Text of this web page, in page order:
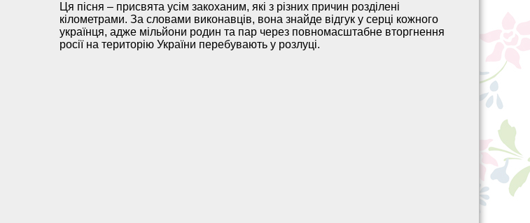
Ця пісня – присвята усім закоханим, які з різних причин розділені
кілометрами. За словами виконавців, вона знайде відгук у серці кожного
українця, адже мільйони родин та пар через повномасштабне вторгнення
росії на територію України перебувають у розлуці.